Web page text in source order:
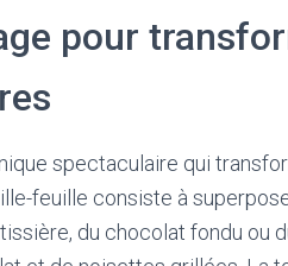
pour
spectaculaire qui
feuille consiste à
du chocolat fondu ou